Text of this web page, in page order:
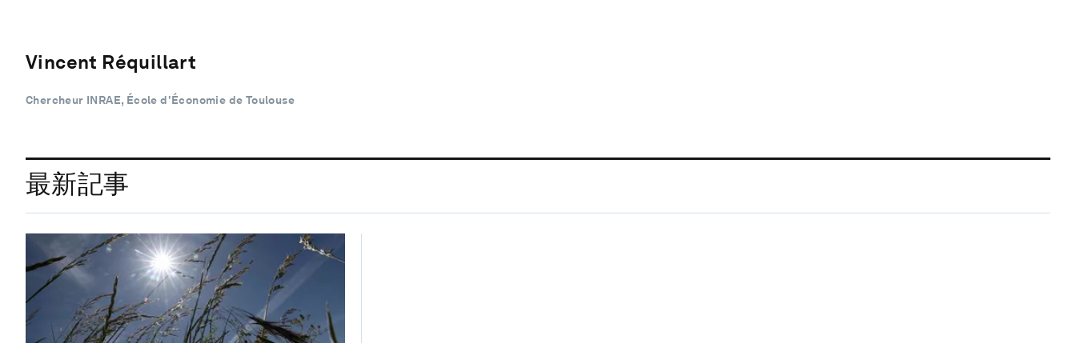
Vincent Réquillart
Chercheur INRAE, École d'Économie de Toulouse
最新記事